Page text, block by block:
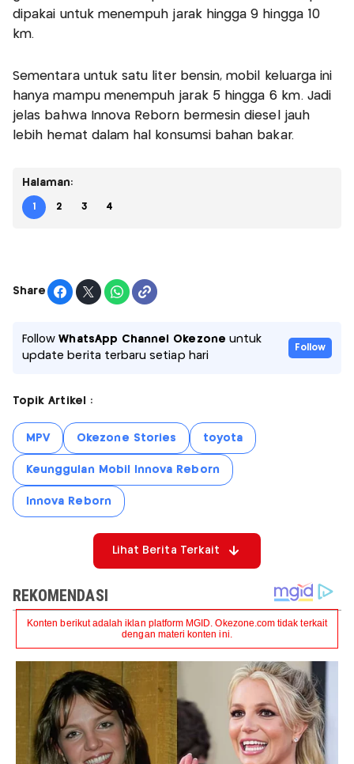
dipakai untuk menempuh jarak hingga 9 hingga 10
km.
Sementara untuk satu liter bensin, mobil keluarga ini
hanya mampu menempuh jarak 5 hingga 6 km. Jadi
jelas bahwa Innova Reborn bermesin diesel jauh
lebih hemat dalam hal konsumsi bahan bakar.
Halaman:
1 2 3 4
Share
FollowWhatsApp Channel Okezone untuk
update berita terbaru setiap hari
Follow
Topik Artikel :
MPV Okezone Stories toyota
Keunggulan Mobil Innova Reborn
Innova Reborn
Lihat Berita Terkait